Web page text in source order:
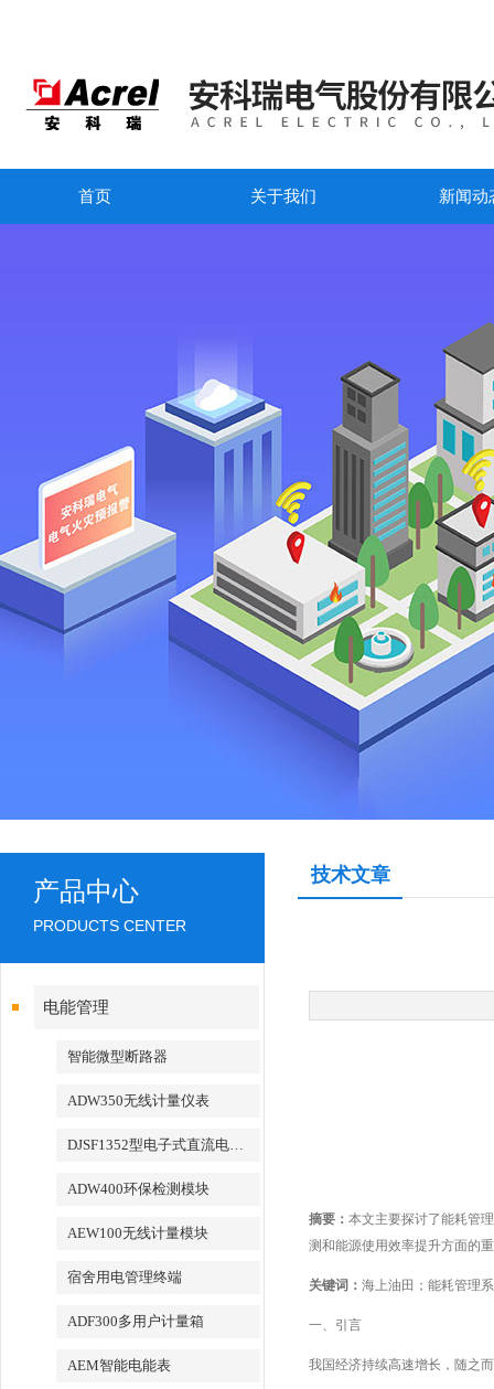
首页 关于我们 新闻动
产品中心
PRODUCTS CENTER
电能管理
智能微型断路器
ADW350无线计量仪表
DJSF1352型电子式直流电能表
ADW400环保检测模块
AEW100无线计量模块
宿舍用电管理终端
ADF300多用户计量箱
AEM智能电能表
技术文章
摘要： 本文主要探讨了能耗管
测和能源使用效率提升方面的
关键词： 海上油田；能耗管理
一、引言
我国经济持续高速增长，随之